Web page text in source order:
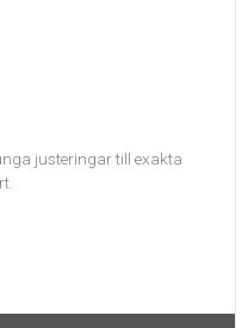
justeringar till exakta